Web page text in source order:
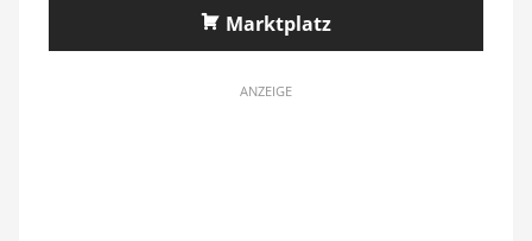
Marktplatz
ANZEIGE